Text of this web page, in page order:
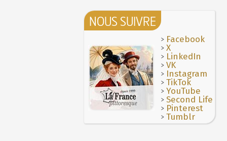
NOUS SUIVRE
> Facebook
>X
> LinkedIn
>VK
> Instagram
>TikTok
>YouTube
>Second Life
> Pinterest
>Tumblr